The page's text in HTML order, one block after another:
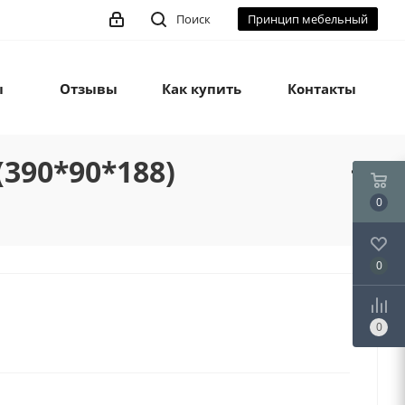
Принцип мебельный
Поиск
Отзывы Как купить Контакты
0
0
0